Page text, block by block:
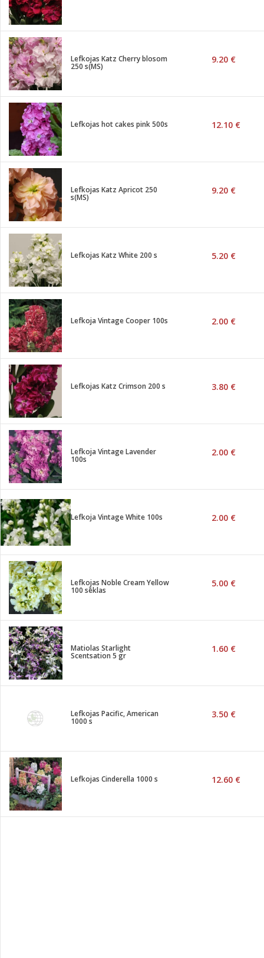
Lefkojas Katz Cherry blosom
250 s(MS)
9.20 €
Lefkojas hot cakes pink 500s 12.10 €
Lefkojas Katz Apricot 250
s(MS)
9.20 €
Lefkojas Katz White 200 s 5.20 €
Lefkoja Vintage Cooper 100s 2.00 €
Lefkojas Katz Crimson 200 s 3.80 €
Lefkoja Vintage Lavender
100s
2.00 €
Lefkoja Vintage White 100s 2.00 €
Lefkojas Noble Cream Yellow
100 sēklas
5.00 €
Matiolas Starlight
Scentsation 5 gr
1.60 €
Lefkojas Pacific, American
1000 s
3.50 €
Lefkojas Cinderella 1000 s 12.60 €